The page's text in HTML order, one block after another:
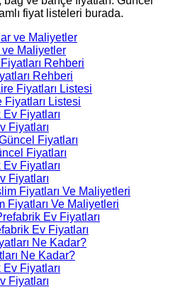
fiyat listeleri burada.
ve Maliyetler
Rehberi
Fiyatları Listesi
Fiyatları
Fiyatları
Fiyatları
Fiyatları Ve Maliyetleri
Ev Fiyatları
Ne Kadar?
Fiyatları